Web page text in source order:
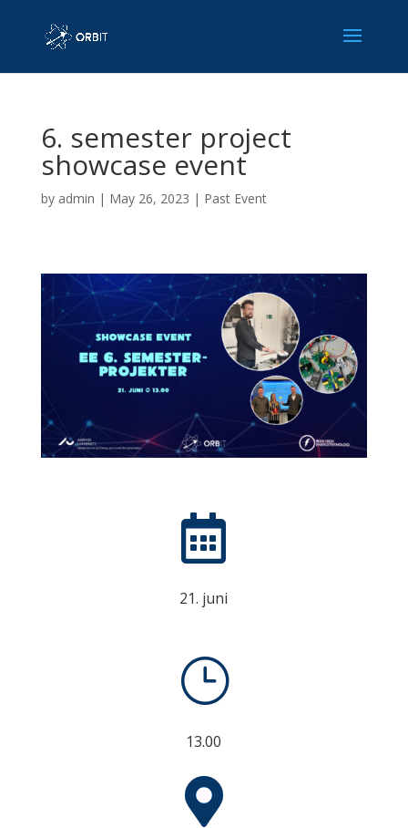
6. semester project
showcase event
by admin | May 26, 2023 | Past Event

21. juni
}
13.00
